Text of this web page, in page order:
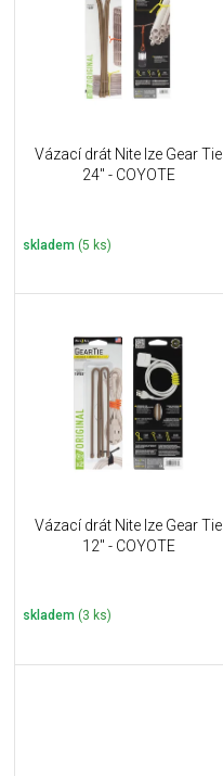
Vázací drát Nite Ize Gear Tie
24" - COYOTE
skladem (5 ks)
Vázací drát Nite Ize Gear Tie
12" - COYOTE
skladem (3 ks)